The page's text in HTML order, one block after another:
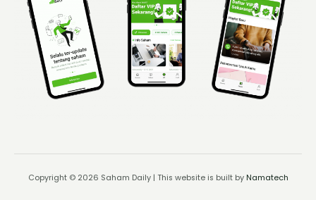
Copyright © 2026 Saham Daily | This website is built by Namatech